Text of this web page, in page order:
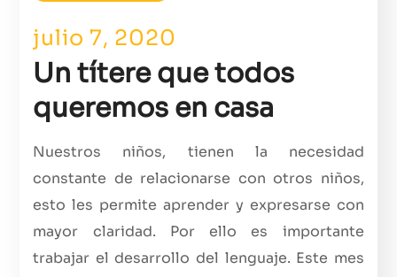
julio 7, 2020
Un títere que todos
queremos en casa
Nuestros niños, tienen la necesidad
constante de relacionarse con otros niños,
esto les permite aprender y expresarse con
mayor claridad. Por ello es importante
trabajar el desarrollo del lenguaje. Este mes